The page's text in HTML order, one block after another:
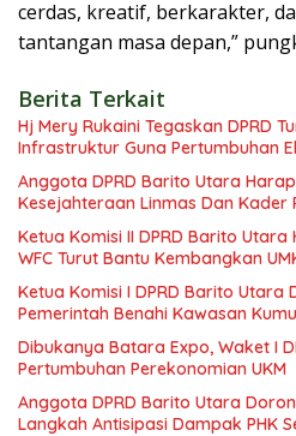
cerdas, kreatif, berkarakter,
tantangan masa depan,”
Berita Terkait
Hj Mery Rukaini Tegaskan DPRD
Infrastruktur Guna Pertumbuhan
Anggota DPRD Barito Utara
Kesejahteraan Linmas Dan Kader
Ketua Komisi II DPRD Barito
WFC Turut Bantu Kembangkan
Ketua Komisi I DPRD Barito Utara
Pemerintah Benahi Kawasan
Dibukanya Batara Expo, Waket I
Pertumbuhan Perekonomian UKM
Anggota DPRD Barito Utara
Langkah Antisipasi Dampak PHK